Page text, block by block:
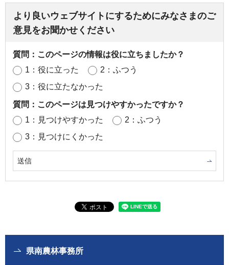
より良いウェブサイトにするためにみなさまのご
意見をお聞かせください
質問：このページの情報は役に立ちましたか？
1：役に立った
2：ふつう
3：役に立たなかった
質問：このページは見つけやすかったですか？
1：見つけやすかった
2：ふつう
3：見つけにくかった
県南農林事務所